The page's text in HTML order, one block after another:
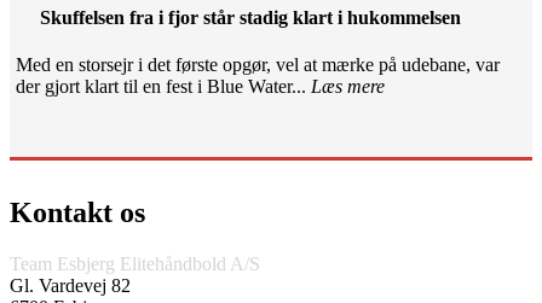
Skuffelsen fra i fjor står stadig klart i hukommelsen
Med en storsejr i det første opgør, vel at mærke på udebane, var
der gjort klart til en fest i Blue Water... Læs mere
Kontakt os
Team Esbjerg Elitehåndbold A/S
Gl. Vardevej 82